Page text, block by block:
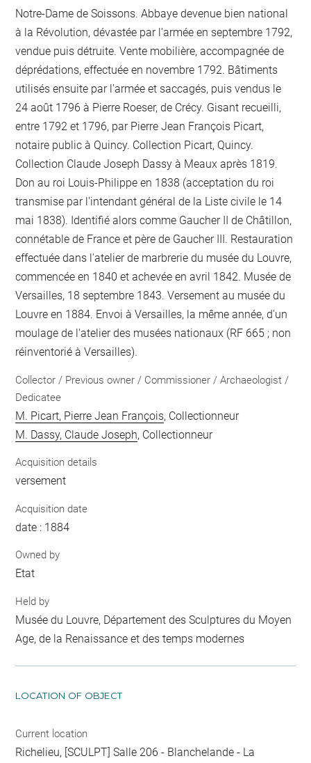
Notre-Dame de Soissons. Abbaye devenue bien national
à la Révolution, dévastée par l'armée en septembre 1792,
vendue puis détruite. Vente mobilière, accompagnée de
déprédations, effectuée en novembre 1792. Bâtiments
utilisés ensuite par l'armée et saccagés, puis vendus le
24 août 1796 à Pierre Roeser, de Crécy. Gisant recueilli,
entre 1792 et 1796, par Pierre Jean François Picart,
notaire public à Quincy. Collection Picart, Quincy.
Collection Claude Joseph Dassy à Meaux après 1819.
Don au roi Louis-Philippe en 1838 (acceptation du roi
transmise par l'intendant général de la Liste civile le 14
mai 1838). Identifié alors comme Gaucher II de Châtillon,
connétable de France et père de Gaucher III. Restauration
effectuée dans l'atelier de marbrerie du musée du Louvre,
commencée en 1840 et achevée en avril 1842. Musée de
Versailles, 18 septembre 1843. Versement au musée du
Louvre en 1884. Envoi à Versailles, la même année, d'un
moulage de l'atelier des musées nationaux (RF 665 ; non
réinventorié à Versailles).
Collector / Previous owner / Commissioner / Archaeologist /
Dedicatee
M. Picart, Pierre Jean François, Collectionneur
M. Dassy, Claude Joseph, Collectionneur
Acquisition details
versement
Acquisition date
date : 1884
Owned by
Etat
Held by
Musée du Louvre, Département des Sculptures du Moyen
Age, de la Renaissance et des temps modernes
LOCATION OF OBJECT
Current location
Richelieu, [SCULPT] Salle 206 - Blanchelande - La